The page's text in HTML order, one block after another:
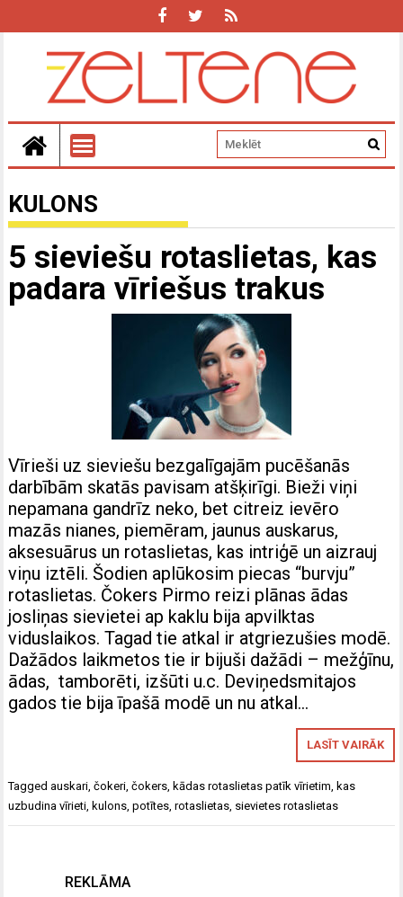
KULONS
5 sieviešu rotaslietas, kas
padara vīriešus trakus
Vīrieši uz sieviešu bezgalīgajām pucēšanās
darbībām skatās pavisam atšķirīgi. Bieži viņi
nepamana gandrīz neko, bet citreiz ievēro
mazās nianes, piemēram, jaunus auskarus,
aksesuārus un rotaslietas, kas intriģē un aizrauj
viņu iztēli. Šodien aplūkosim piecas “burvju”
rotaslietas. Čokers Pirmo reizi plānas ādas
josliņas sievietei ap kaklu bija apvilktas
viduslaikos. Tagad tie atkal ir atgriezušies modē.
Dažādos laikmetos tie ir bijuši dažādi – mežģīnu,
ādas, tamborēti, izšūti u.c. Deviņedsmitajos
gados tie bija īpašā modē un nu atkal…
LASĪT VAIRĀK
Taggedauskari ,čokeri ,čokers ,kādas rotaslietas patīk vīrietim ,kas
uzbudina vīrieti ,kulons ,potītes ,rotaslietas sievietes rotaslietas
REKLĀMA